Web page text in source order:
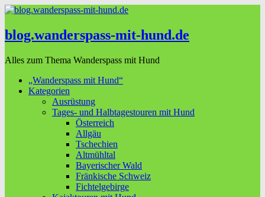
blog.wanderspass-mit-hund.de
Alles zum Thema Wanderspass mit Hund
„Wanderspass mit Hund“
Kategorien
Ausrüstung
Tages- und Halbtagestouren mit Hund
Österreich
Allgäu
Tschechien
Altmühltal
Bayerischer Wald
Fränkische Schweiz
Fichtelgebirge